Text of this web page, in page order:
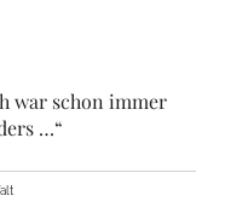
war schon immer
…“